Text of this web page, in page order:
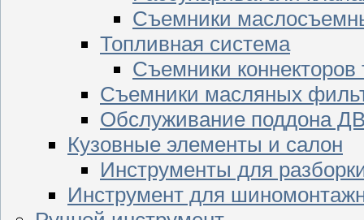
Съемники
Топливная система
Съемники
Съемники масляных
Обслуживание поддона
Кузовные элементы и салон
Инструменты для
Инструмент для